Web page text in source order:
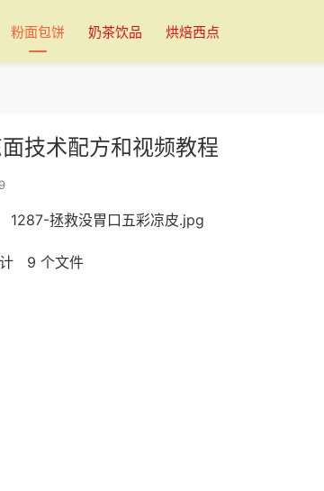
粉面包饼 奶茶饮品 烘焙西点
技术配方和视频教程
9 个文件